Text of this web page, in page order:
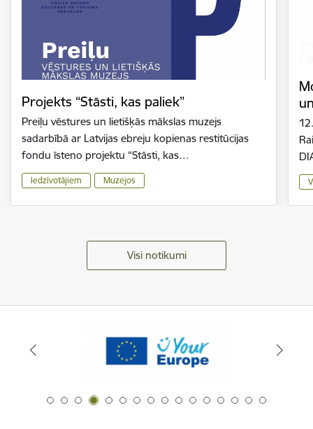
Projekts “Stāsti, kas paliek”
Preiļu vēstures un lietišķās mākslas muzejs
sadarbībā ar Latvijas ebreju kopienas restitūcijas
fondu īsteno projektu “Stāsti, kas…
Iedzīvotājiem Muzejos
Visi notikumi